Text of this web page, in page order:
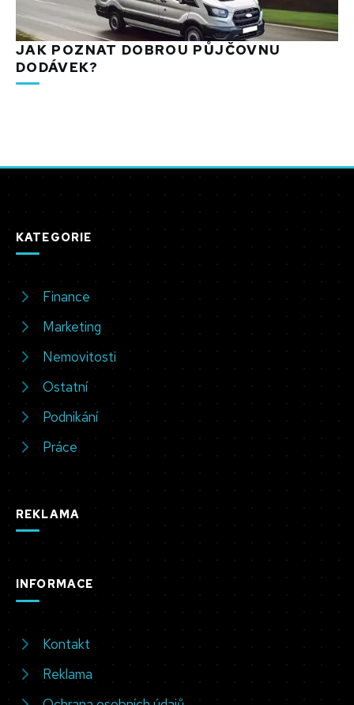
JAK POZNAT DOBROU PŮJČOVNU
DODÁVEK?
KATEGORIE
Finance
Marketing
Nemovitosti
Ostatní
Podnikání
Práce
REKLAMA
INFORMACE
Kontakt
Reklama